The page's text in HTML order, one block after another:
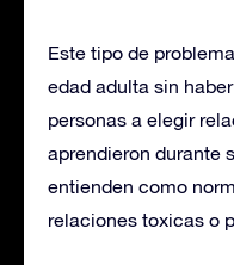
Este tipo de
edad adulta sin
personas a elegir
aprendieron durante
entienden como
relaciones toxicas o